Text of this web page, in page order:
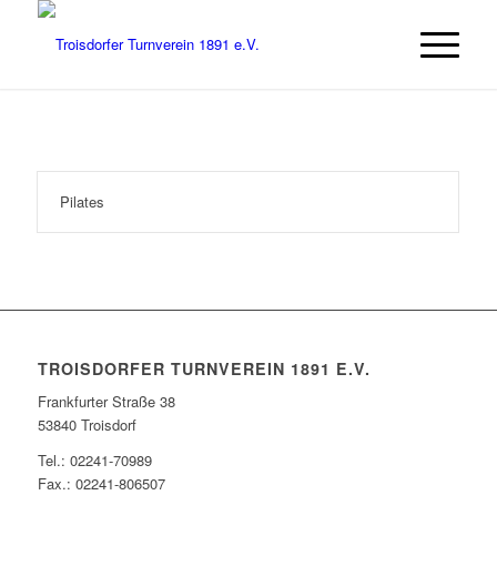
Pilates
TROISDORFER TURNVEREIN 1891 E.V.
Frankfurter Straße 38
53840 Troisdorf
Tel.: 02241-70989
Fax.: 02241-806507